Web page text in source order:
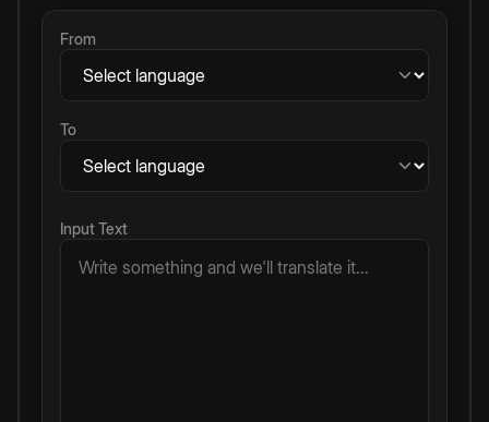
From
To
Input Text